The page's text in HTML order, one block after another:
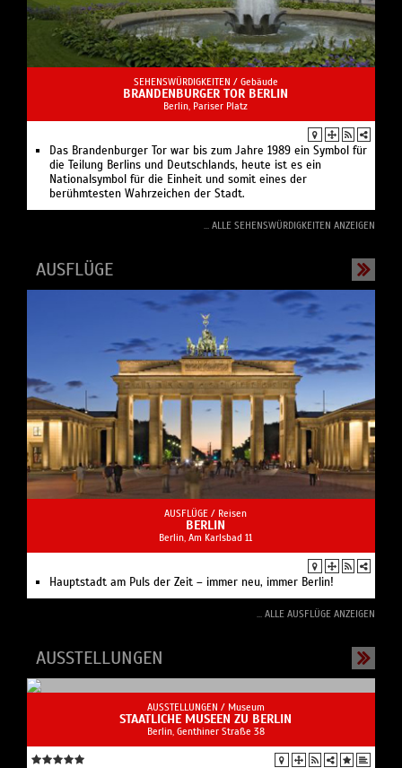
SEHENSWÜRDIGKEITEN / Gebäude
BRANDENBURGER TOR BERLIN
Berlin, Pariser Platz
Das Brandenburger Tor war bis zum Jahre 1989 ein Symbol für
die Teilung Berlins und Deutschlands, heute ist es ein
Nationalsymbol für die Einheit und somit eines der
berühmtesten Wahrzeichen der Stadt.
... ALLE SEHENSWÜRDIGKEITEN ANZEIGEN
AUSFLÜGE
AUSFLÜGE / Reisen
BERLIN
Berlin, Am Karlsbad 11
Hauptstadt am Puls der Zeit – immer neu, immer Berlin!
... ALLE AUSFLÜGE ANZEIGEN
AUSSTELLUNGEN
AUSSTELLUNGEN / Museum
STAATLICHE MUSEEN ZU BERLIN
Berlin, Genthiner Straße 38